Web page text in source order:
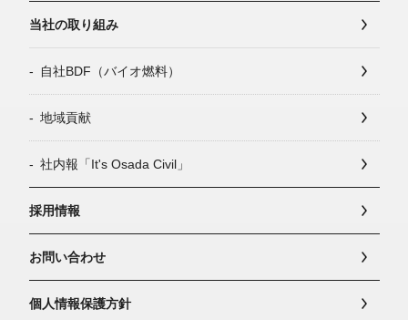
当社の取り組み
自社BDF（バイオ燃料）
地域貢献
社内報「It's Osada Civil」
採用情報
お問い合わせ
個人情報保護方針